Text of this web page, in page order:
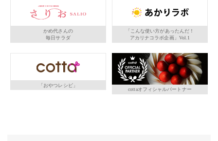
かめ代さんの
毎日サラダ
「こんな使い方があったんだ！
アカリナコラボ企画」Vol.1
「おやつレシピ」
cottaオフィシャルパートナー